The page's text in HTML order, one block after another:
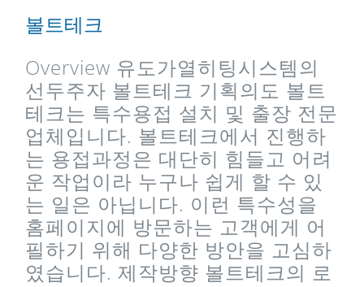
볼트테크
Overview 유도가열히팅시스템의
선두주자 볼트테크 기획의도 볼트
테크는 특수용접 설치 및 출장 전문
업체입니다. 볼트테크에서 진행하
는 용접과정은 대단히 힘들고 어려
운 작업이라 누구나 쉽게 할 수 있
는 일은 아닙니다. 이런 특수성을
홈페이지에 방문하는 고객에게 어
필하기 위해 다양한 방안을 고심하
였습니다. 제작방향 볼트테크의 로